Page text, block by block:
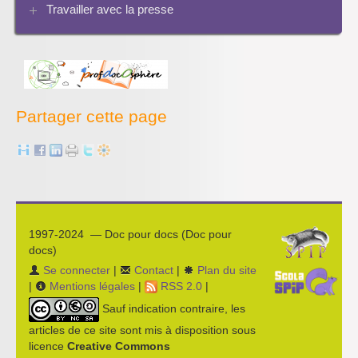
Bibliographies
Travailler avec la presse
Enseigner la presse écrite
L’économie des médias
Partager cette page
1997-2024 — Doc pour docs (Doc pour
docs)
Se connecter | Contact |
Plan du site
|
Mentions légales | RSS 2.0 |
Sauf indication contraire, les
articles de ce site sont mis à disposition sous
licenceCreative Commons